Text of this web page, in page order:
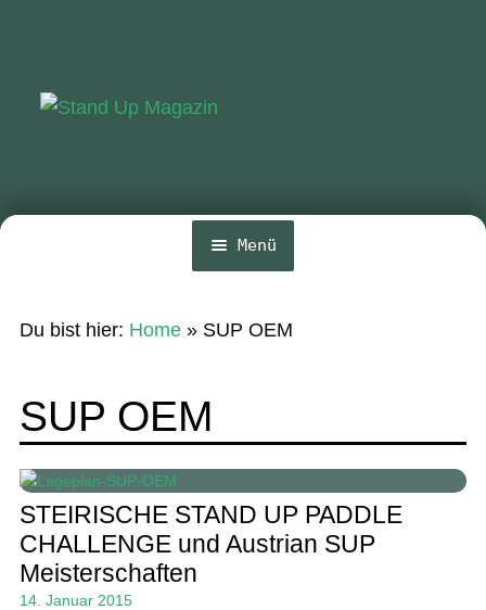
Menü
Ratgeber
Das Magazin
Stand Up Magazin TV
Du bist hier: Home» SUP OEM
SUP OEM
STEIRISCHE STAND UP PADDLE
CHALLENGE und Austrian SUP
Meisterschaften
14. Januar 2015